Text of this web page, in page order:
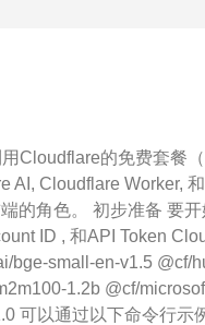
Cloudflare的免费套餐
AI, Cloudflare Worker,
的角色。 初步准备 要
ID , 和API Token
bge-small-en-v1.5 @cf/
1.2b @cf/
可以通过以下命令行